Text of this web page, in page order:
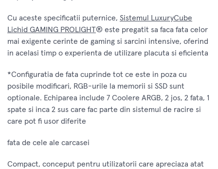
Cu aceste specificatii puternice, Sistemul LuxuryCube
Lichid GAMING PROLIGHT® este pregatit sa faca fata celor
mai exigente cerinte de gaming si sarcini intensive, oferind
in acelasi timp o experienta de utilizare placuta si eficienta
*Configuratia de fata cuprinde tot ce este in poza cu
posibile modificari, RGB-urile la memorii si SSD sunt
optionale. Echiparea include 7 Coolere ARGB, 2 jos, 2 fata, 1
spate si inca 2 sus care fac parte din sistemul de racire si
care pot fi usor diferite
fata de cele ale carcasei
Compact, conceput pentru utilizatorii care apreciaza atat